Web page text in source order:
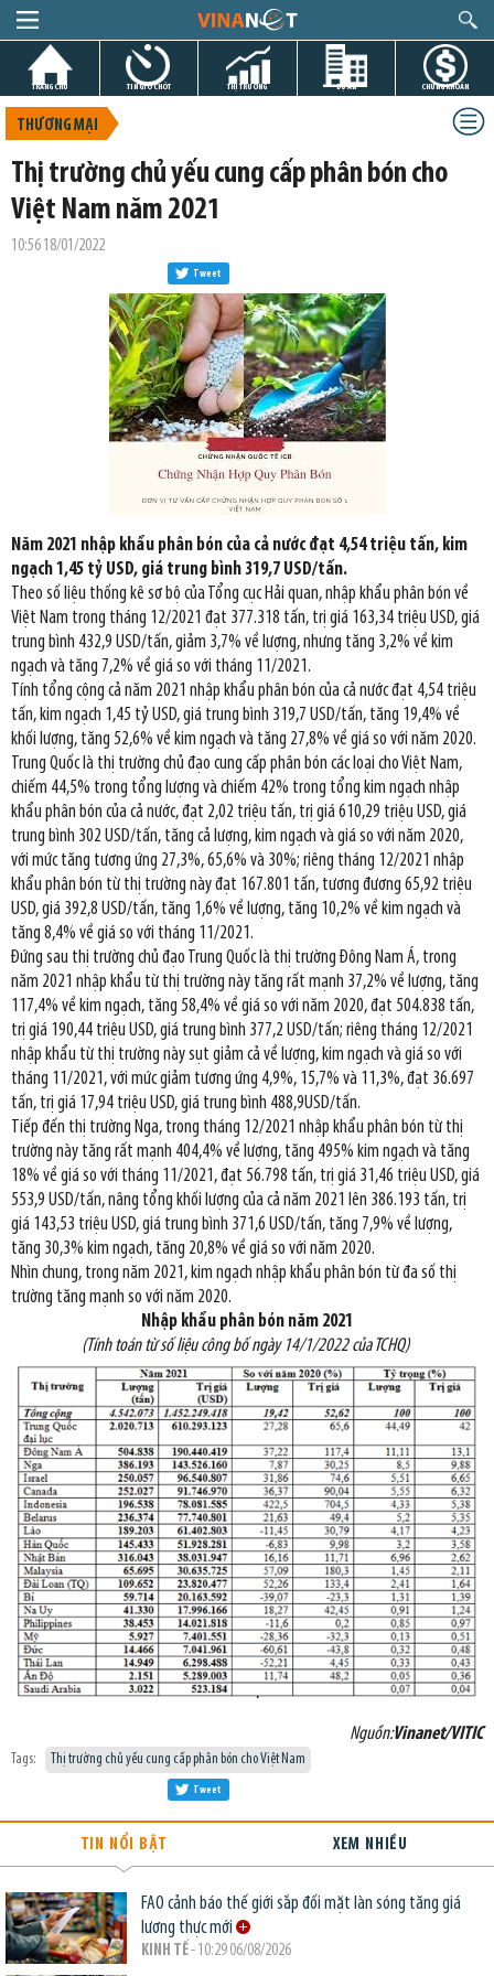
TRANG CHỦ TIN GIỜ CHÓT THỊ TRƯỜNG DỰ ÁN CHỨNG KHOÁN
THƯƠNG MẠI
Thị trường chủ yếu cung cấp phân bón cho
Việt Nam năm 2021
10:56 18/01/2022
Tweet
Năm 2021 nhập khẩu phân bón của cả nước đạt 4,54 triệu tấn, kim
ngạch 1,45 tỷ USD, giá trung bình 319,7 USD/tấn.
Theo số liệu thống kê sơ bộ của Tổng cục Hải quan, nhập khẩu phân bón về
Việt Nam trong tháng 12/2021 đạt 377.318 tấn, trị giá 163,34 triệu USD, giá
trung bình 432,9 USD/tấn, giảm 3,7% về lượng, nhưng tăng 3,2% về kim
ngạch và tăng 7,2% về giá so với tháng 11/2021.
Tính tổng cộng cả năm 2021 nhập khẩu phân bón của cả nước đạt 4,54 triệu
tấn, kim ngạch 1,45 tỷ USD, giá trung bình 319,7 USD/tấn, tăng 19,4% về
khối lượng, tăng 52,6% về kim ngạch và tăng 27,8% về giá so với năm 2020.
Trung Quốc là thị trường chủ đạo cung cấp phân bón các loại cho Việt Nam,
chiếm 44,5% trong tổng lượng và chiếm 42% trong tổng kim ngạch nhập
khẩu phân bón của cả nước, đạt 2,02 triệu tấn, trị giá 610,29 triệu USD, giá
trung bình 302 USD/tấn, tăng cả lượng, kim ngạch và giá so với năm 2020,
với mức tăng tương ứng 27,3%, 65,6% và 30%; riêng tháng 12/2021 nhập
khẩu phân bón từ thị trường này đạt 167.801 tấn, tương đương 65,92 triệu
USD, giá 392,8 USD/tấn, tăng 1,6% về lượng, tăng 10,2% về kim ngạch và
tăng 8,4% về giá so với tháng 11/2021.
Đứng sau thị trường chủ đạo Trung Quốc là thị trường Đông Nam Á, trong
năm 2021 nhập khẩu từ thị trường này tăng rất mạnh 37,2% về lượng, tăng
117,4% về kim ngạch, tăng 58,4% về giá so với năm 2020, đạt 504.838 tấn,
trị giá 190,44 triệu USD, giá trung bình 377,2 USD/tấn; riêng tháng 12/2021
nhập khẩu từ thị trường này sụt giảm cả về lượng, kim ngạch và giá so với
tháng 11/2021, với mức giảm tương ứng 4,9%, 15,7% và 11,3%, đạt 36.697
tấn, trị giá 17,94 triệu USD, giá trung bình 488,9USD/tấn.
Tiếp đến thị trường Nga, trong tháng 12/2021 nhập khẩu phân bón từ thị
trường này tăng rất mạnh 404,4% về lượng, tăng 495% kim ngạch và tăng
18% về giá so với tháng 11/2021, đạt 56.798 tấn, trị giá 31,46 triệu USD, giá
553,9 USD/tấn, nâng tổng khối lượng của cả năm 2021 lên 386.193 tấn, trị
giá 143,53 triệu USD, giá trung bình 371,6 USD/tấn, tăng 7,9% về lượng,
tăng 30,3% kim ngạch, tăng 20,8% về giá so với năm 2020.
Nhìn chung, trong năm 2021, kim ngạch nhập khẩu phân bón từ đa số thị
trường tăng mạnh so với năm 2020.
Nhập khẩu phân bón năm 2021
(Tính toán từ số liệu công bố ngày 14/1/2022 của TCHQ)
Nguồn:Vinanet/VITIC
Tags: Thị trường chủ yếu cung cấp phân bón cho Việt Nam
Tweet
TIN NỔI BẬT XEM NHIỀU
FAO cảnh báo thế giới sắp đối mặt làn sóng tăng giá
lương thực mới
KINH TẾ- 10:29 06/08/2026